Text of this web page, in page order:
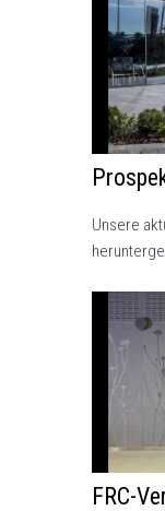
Unsere
FRC-